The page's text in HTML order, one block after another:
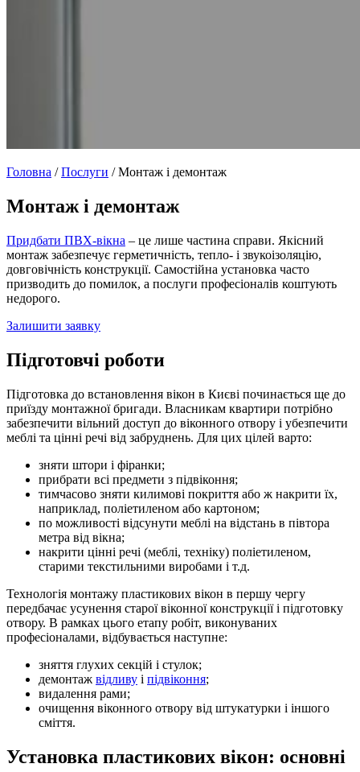
Головна /Послуги /Монтаж і демонтаж
Монтаж і демонтаж
Придбати ПВХ-вікна – це лише частина справи. Якісний
монтаж забезпечує герметичність, тепло- і звукоізоляцію,
довговічність конструкції. Самостійна установка часто
призводить до помилок, а послуги професіоналів коштують
недорого.
Залишити заявку
Підготовчі роботи
Підготовка до встановлення вікон в Києві починається ще до
приїзду монтажної бригади. Власникам квартири потрібно
забезпечити вільний доступ до віконного отвору і убезпечити
меблі та цінні речі від забруднень. Для цих цілей варто:
зняти штори і фіранки;
прибрати всі предмети з підвіконня;
тимчасово зняти килимові покриття або ж накрити їх,
наприклад, поліетиленом або картоном;
по можливості відсунути меблі на відстань в півтора
метра від вікна;
накрити цінні речі (меблі, техніку) поліетиленом,
старими текстильними виробами і т.д.
Технологія монтажу пластикових вікон в першу чергу
передбачає усунення старої віконної конструкції і підготовку
отвору. В рамках цього етапу робіт, виконуваних
професіоналами, відбувається наступне:
зняття глухих секцій і стулок;
демонтаж відливу і підвіконня;
видалення рами;
очищення віконного отвору від штукатурки і іншого
сміття.
Установка пластикових вікон: основні